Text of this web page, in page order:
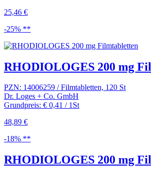
25,46 €
-25% **
RHODIOLOGES 200 mg
PZN: 14006259 / Filmtabletten, 120 St
Dr. Loges + Co. GmbH
Grundpreis: € 0,41 / 1St
48,89 €
-18% **
RHODIOLOGES 200 mg